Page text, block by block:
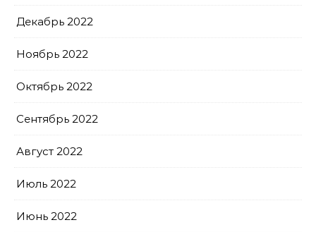
Декабрь 2022
Ноябрь 2022
Октябрь 2022
Сентябрь 2022
Август 2022
Июль 2022
Июнь 2022